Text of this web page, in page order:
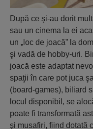
După ce şi-au dorit
sau un cinema la ei
un „loc de joacă” la
şi vadă de hobby-uri.
joacă este adaptat
spaţii în care pot juca
(board-games), biliard
locul disponibil, se
poate fi transformată
şi musafiri, fiind dotată